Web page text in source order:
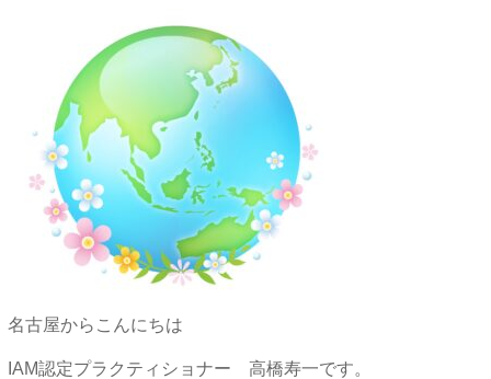
名古屋からこんにちは
IAM認定プラクティショナー 高橋寿一です。